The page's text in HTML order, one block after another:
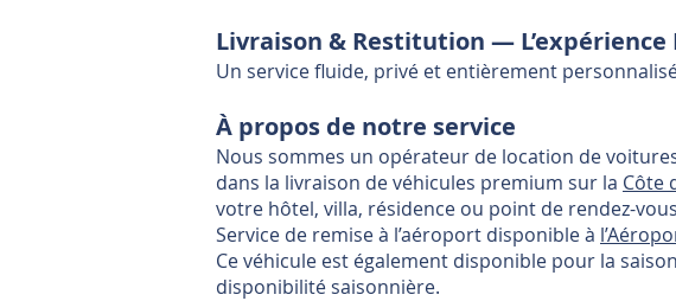
Livraison & Restitution — L’expérience
Un service fluide, privé et entièrement
À propos de notre service
Nous sommes un opérateur de location de
dans la livraison de véhicules premium sur la Côte
votre hôtel, villa, résidence ou point de rendez-
Service de remise à l’aéroport disponible à
Ce véhicule est également disponible pour la
disponibilité saisonnière.